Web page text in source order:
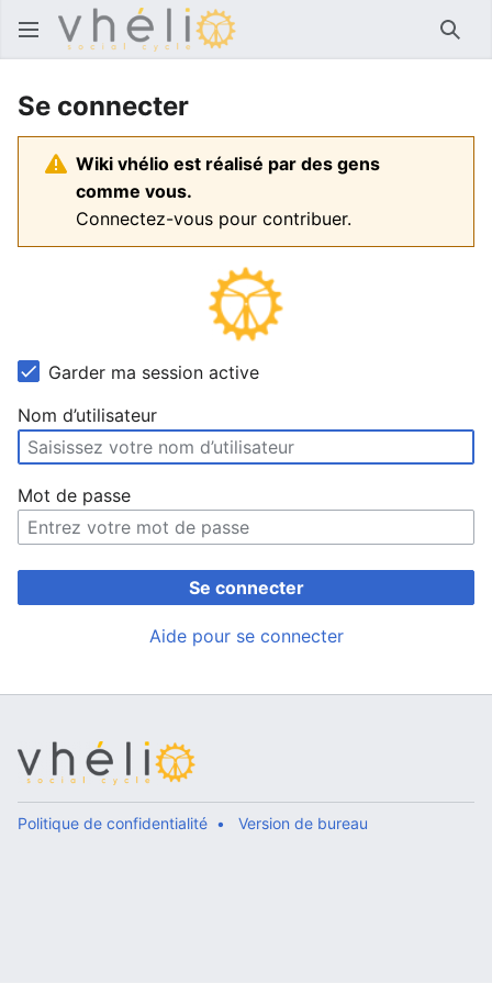
Se connecter
Wiki vhélio est réalisé par des gens
comme vous.
Connectez-vous pour contribuer.
Garder ma session active
Nom d’utilisateur
Mot de passe
Se connecter
Aide pour se connecter
Politique de confidentialité Version de bureau